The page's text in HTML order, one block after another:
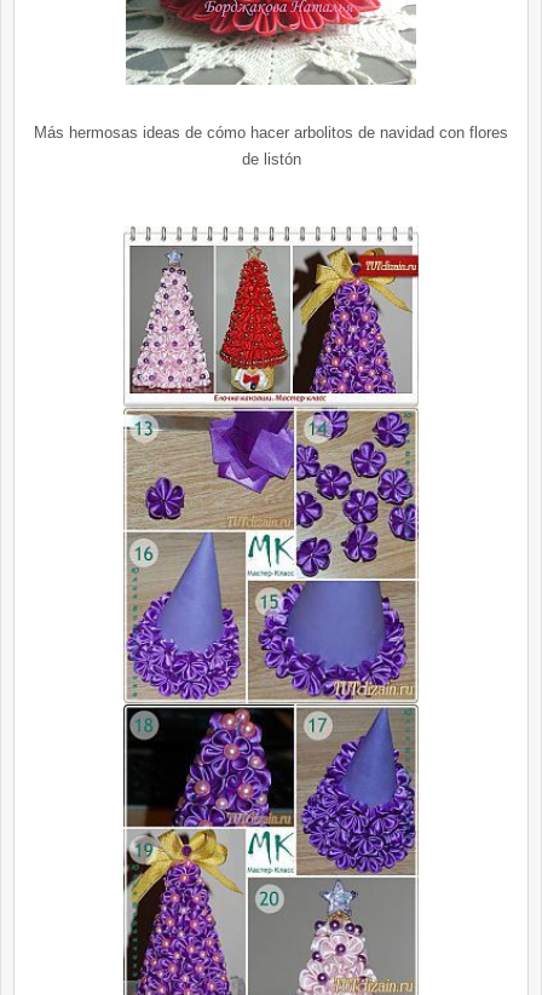
Más hermosas ideas de cómo hacer arbolitos de navidad con flores
de listón